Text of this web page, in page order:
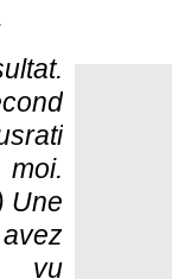
Une
vu